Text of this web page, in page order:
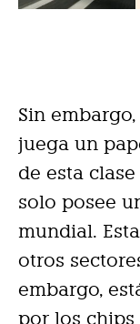
Sin
juega un
de esta
solo posee
mundial.
otros
embargo,
por los chips